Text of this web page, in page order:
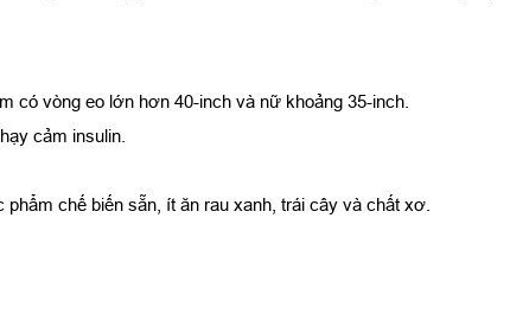
có vòng eo lớn hơn 40-inch và nữ khoảng 35-inch.
cảm insulin.
chế biến sẵn, ít ăn rau xanh, trái cây và chất xơ.